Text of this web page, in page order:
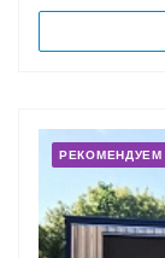
РЕКОМЕНДУЕМ